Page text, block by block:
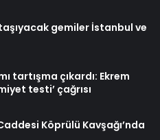
gemiler İstanbul ve
tartışma çıkardı: Ekrem
testi’ çağrısı
Köprülü Kavşağı’nda